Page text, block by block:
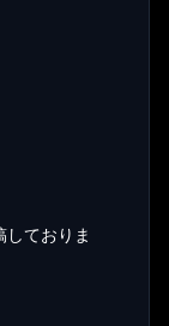
ておりま